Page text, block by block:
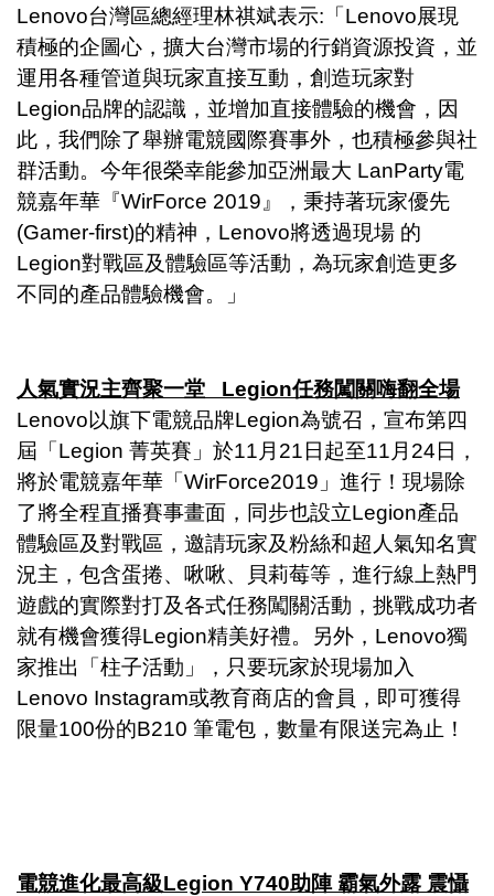
Lenovo台灣區總經理林祺斌表示:「Lenovo展現
積極的企圖心，擴大台灣市場的行銷資源投資，並
運用各種管道與玩家直接互動，創造玩家對
Legion品牌的認識，並增加直接體驗的機會，因
此，我們除了舉辦電競國際賽事外，也積極參與社
群活動。今年很榮幸能參加亞洲最大 LanParty電
競嘉年華『WirForce 2019』，秉持著玩家優先
(Gamer-first)的精神，Lenovo將透過現場 的
Legion對戰區及體驗區等活動，為玩家創造更多
不同的產品體驗機會。」
人氣實況主齊聚一堂 Legion任務闖關嗨翻全場
Lenovo以旗下電競品牌Legion為號召，宣布第四
屆「Legion 菁英賽」於11月21日起至11月24日，
將於電競嘉年華「WirForce2019」進行！現場除
了將全程直播賽事畫面，同步也設立Legion產品
體驗區及對戰區，邀請玩家及粉絲和超人氣知名實
況主，包含蛋捲、啾啾、貝莉莓等，進行線上熱門
遊戲的實際對打及各式任務闖關活動，挑戰成功者
就有機會獲得Legion精美好禮。另外，Lenovo獨
家推出「柱子活動」，只要玩家於現場加入
Lenovo Instagram或教育商店的會員，即可獲得
限量100份的B210 筆電包，數量有限送完為止！
電競進化最高級Legion Y740助陣 霸氣外露 震懾